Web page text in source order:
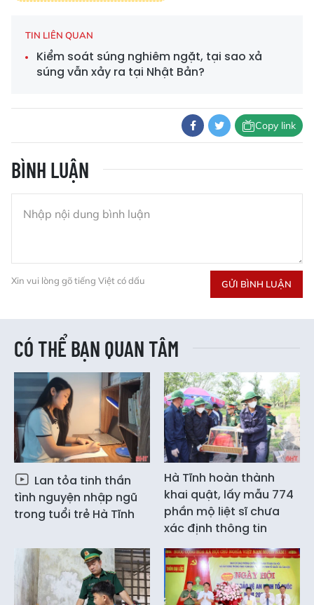
TIN LIÊN QUAN
Kiểm soát súng nghiêm ngặt, tại sao xả
súng vẫn xảy ra tại Nhật Bản?
Copy link
BÌNH LUẬN
Xin vui lòng gõ tiếng Việt có dấu GỬI BÌNH LUẬN
CÓ THỂ BẠN QUAN TÂM
Lan tỏa tinh thần
tình nguyện nhập ngũ
trong tuổi trẻ Hà Tĩnh
Hà Tĩnh hoàn thành
khai quật, lấy mẫu 774
phần mộ liệt sĩ chưa
xác định thông tin